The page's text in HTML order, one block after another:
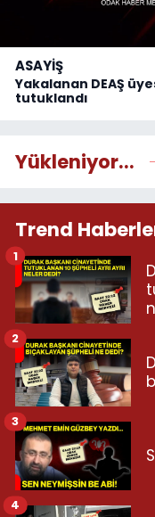
ASAYİŞ
Yakalanan DEAŞ
tutuklandı
Yükleniyor...
Trend
1
2
3
4